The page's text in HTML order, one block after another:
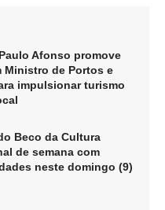
Afonso promove
Ministro de Portos e
impulsionar turismo
Beco da Cultura
de semana com
neste domingo (9)